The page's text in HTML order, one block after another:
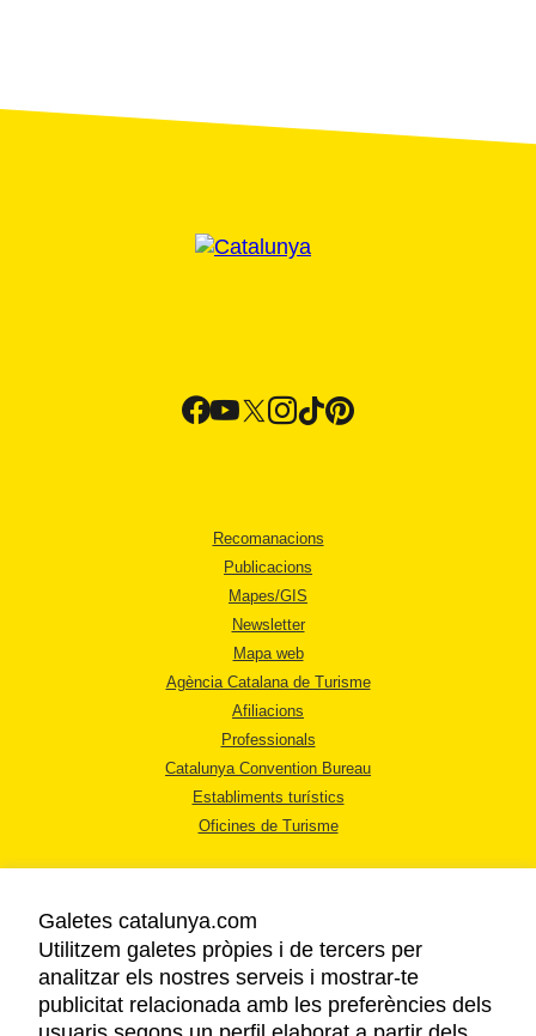
Recomanacions
Publicacions
Mapes/GIS
Newsletter
Mapa web
Agència Catalana de Turisme
Afiliacions
Professionals
Catalunya Convention Bureau
Establiments turístics
Oficines de Turisme
AVÍS LEGAL
POLÍTICA DE PRIVACITAT
Galetes catalunya.com
Utilitzem galetes pròpies i de tercers per
analitzar els nostres serveis i mostrar-te
publicitat relacionada amb les preferències dels